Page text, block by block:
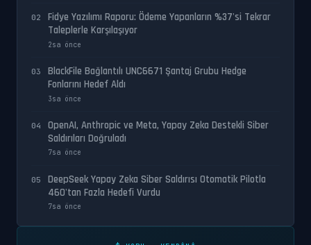
02
Fidye Yazılımı Raporu: Ödeme Yapanların %37'si Tekrar
Taleplerle Karşılaşıyor
2sa önce
03
BlackFile Bağlantılı UNC6671 Şantaj Grubu Hedge
Fonlarını Hedef Aldı
3sa önce
04
OpenAI, Anthropic ve Meta, Yapay Zeka Destekli Siber
Saldırıları Doğruladı
7sa önce
05
DeepSeek Yapay Zeka Siber Saldırısı Otomatik Pilotla
460'tan Fazla Hedefi Vurdu
7sa önce